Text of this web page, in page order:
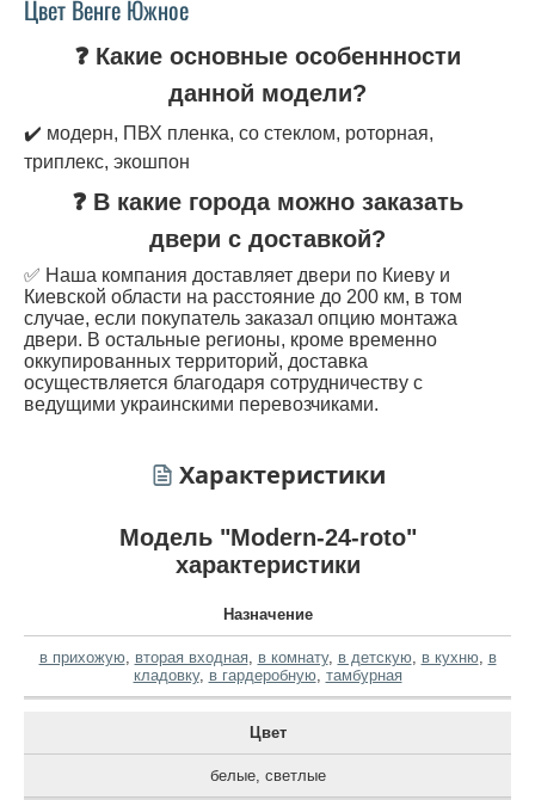
Цвет Венге Южное
❓ Какие основные особеннности
данной модели?
✔️ модерн, ПВХ пленка, со стеклом, роторная,
триплекс, экошпон
❓ В какие города можно заказать
двери с доставкой?
✅ Наша компания доставляет двери по Киеву и
Киевской области на расстояние до 200 км, в том
случае, если покупатель заказал опцию монтажа
двери. В остальные регионы, кроме временно
оккупированных территорий, доставка
осуществляется благодаря сотрудничеству с
ведущими украинскими перевозчиками.
Характеристики
Модель "Modern-24-roto"
характеристики
Назначение
в прихожую, вторая входная, в комнату, в детскую, в кухню, в
кладовку, в гардеробную, тамбурная
Цвет
белые, светлые